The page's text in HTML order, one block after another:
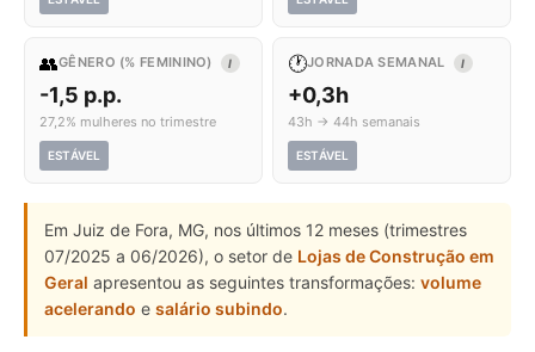
👥GÊNERO (% FEMININO) I
-1,5 p.p.
27,2% mulheres no trimestre
ESTÁVEL
🕐JORNADA SEMANAL I
+0,3h
43h → 44h semanais
ESTÁVEL
Em Juiz de Fora, MG, nos últimos 12 meses (trimestres
07/2025 a 06/2026), o setor de Lojas de Construção em
Geral apresentou as seguintes transformações: volume
acelerando e salário subindo.